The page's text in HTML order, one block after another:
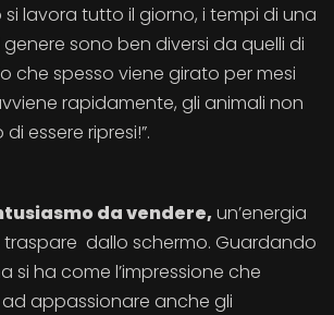
lavora tutto il giorno, i tempi di una
sono ben diversi da quelli di
che spesso viene girato per mesi
rapidamente, gli animali non
essere ripresi!”.
da vendere, un’energia
dallo schermo. Guardando
si ha come l’impressione che
appassionare anche gli